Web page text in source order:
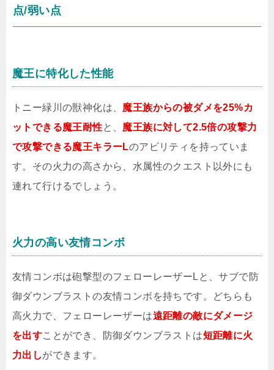
点/弱い点
魔王に特化した性能
トニー緑川の獣神化は、 魔王族からの被ダメを25%カ
ットできる魔王耐性と、 魔王族に対して2.5倍の攻撃力
で攻撃できる魔王キラーLのアビリティを持っていま
す。その火力の高さから、水属性のクエスト以外にも
連れて行けるでしょう。
火力の高い友情コンボ
友情コンボは砲撃型のフェローレーザーLと、サブで防
御ダウンブラストの友情コンボを持ちです。どちらも
高火力で、フェローレーザーは遠距離の敵にダメージ
を出すことができ、防御ダウンブラストは短距離に火
力出しができます。